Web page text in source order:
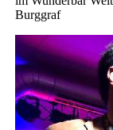
Burggraf